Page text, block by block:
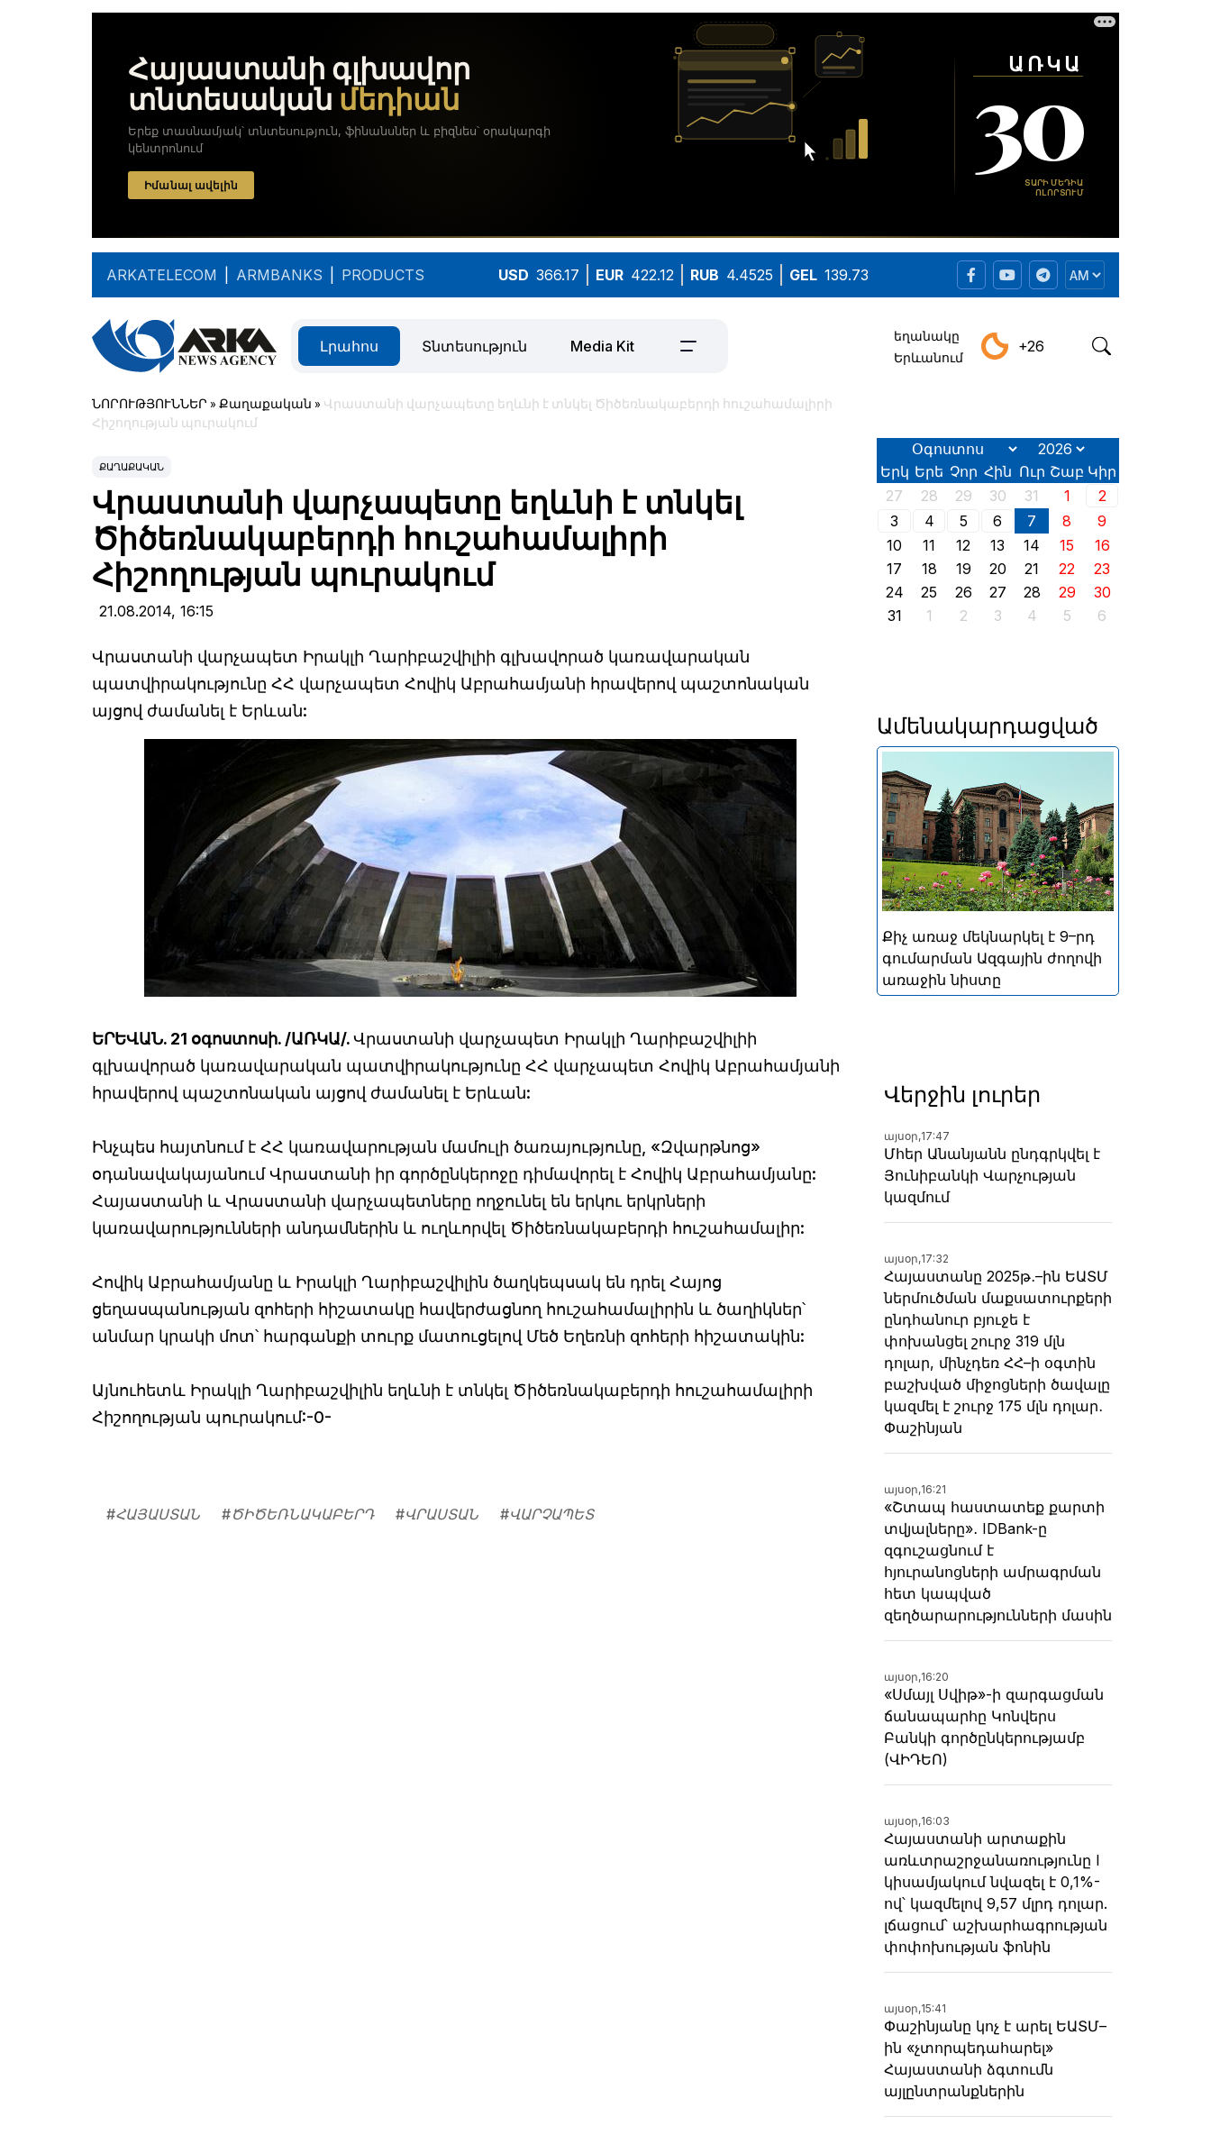
ARKATELECOM ARMBANKS PRODUCTS USD 366.17 EUR 422.12 RUB 4.4525 GEL 139.73
Լրահոս Տնտեսություն Media Kit
եղանակը
Երևանում
+26
ՆՈՐՈՒԹՅՈՒՆՆԵՐ » Քաղաքական » Վրաստանի վարչապետը եղևնի է տնկել Ծիծեռնակաբերդի հուշահամալիրի
Հիշողության պուրակում
ՔԱՂԱՔԱԿԱՆ
Վրաստանի վարչապետը եղևնի է տնկել
Ծիծեռնակաբերդի հուշահամալիրի
Հիշողության պուրակում
21.08.2014, 16:15
Վրաստանի վարչապետ Իրակլի Ղարիբաշվիլիի գլխավորած կառավարական
պատվիրակությունը ՀՀ վարչապետ Հովիկ Աբրահամյանի հրավերով պաշտոնական
այցով ժամանել է Երևան:
ԵՐԵՎԱՆ. 21 օգոստոսի. /ԱՌԿԱ/.Վրաստանի վարչապետ Իրակլի Ղարիբաշվիլիի
գլխավորած կառավարական պատվիրակությունը ՀՀ վարչապետ Հովիկ Աբրահամյանի
հրավերով պաշտոնական այցով ժամանել է Երևան:
Ինչպես հայտնում է ՀՀ կառավարության մամուլի ծառայությունը, «Զվարթնոց»
օդանավակայանում Վրաստանի իր գործընկերոջը դիմավորել է Հովիկ Աբրահամյանը:
Հայաստանի և Վրաստանի վարչապետները ողջունել են երկու երկրների
կառավարությունների անդամներին և ուղևորվել Ծիծեռնակաբերդի հուշահամալիր:
Հովիկ Աբրահամյանը և Իրակլի Ղարիբաշվիլին ծաղկեպսակ են դրել Հայոց
ցեղասպանության զոհերի հիշատակը հավերժացնող հուշահամալիրին և ծաղիկներ՝
անմար կրակի մոտ՝ հարգանքի տուրք մատուցելով Մեծ Եղեռնի զոհերի հիշատակին:
Այնուհետև Իրակլի Ղարիբաշվիլին եղևնի է տնկել Ծիծեռնակաբերդի հուշահամալիրի
Հիշողության պուրակում:-0-
#ՀԱՅԱՍՏԱՆ #ԾԻԾԵՌՆԱԿԱԲԵՐԴ #ՎՐԱՍՏԱՆ #ՎԱՐՉԱՊԵՏ
Երկ Երե Չոր Հին Ուր Շաբ Կիր
27
28 29 30 31 1
2
3
4 5 6 7 8
9
10
11 12 13 14 15
16
17
18 19 20 21 22
23
24
25 26 27 28 29
30
31
1 2 3 4 5 6
Ամենակարդացված
2-ին, իր աշխատանքն է սկսել
2026 թվականի հունիսի 7-ին
կայացած հերթական
խորհրդարանական
ընտրությունների
արդյունքներով ձևավորված
Հայաստանի 9-րդ գումարման
Ազգային ժողովի առաջին
նիստը
Քիչ առաջ մեկնարկել է 9–րդ
գումարման Ազգային ժողովի
առաջին նիստը
Վերջին լուրեր
այսօր,17:47
Մհեր Անանյանն ընդգրկվել է
Յունիբանկի Վարչության
կազմում
այսօր,17:32
Հայաստանը 2025թ․–ին ԵԱՏՄ
ներմուծման մաքսատուրքերի
ընդհանուր բյուջե է
փոխանցել շուրջ 319 մլն
դոլար, մինչդեռ ՀՀ–ի օգտին
բաշխված միջոցների ծավալը
կազմել է շուրջ 175 մլն դոլար․
Փաշինյան
այսօր,16:21
«Շտապ հաստատեք քարտի
տվյալները»․ IDBank-ը
զգուշացնում է
հյուրանոցների ամրագրման
հետ կապված
զեղծարարությունների մասին
այսօր,16:20
«Սմայլ Սվիթ»-ի զարգացման
ճանապարհը Կոնվերս
Բանկի գործընկերությամբ
(ՎԻԴԵՈ)
այսօր,16:03
Հայաստանի արտաքին
առևտրաշրջանառությունը I
կիսամյակում նվազել է 0,1%-
ով՝ կազմելով 9,57 մլրդ դոլար.
լճացում՝ աշխարհագրության
փոփոխության ֆոնին
այսօր,15:41
Փաշինյանը կոչ է արել ԵԱՏՄ–
ին «չտորպեդահարել»
Հայաստանի ձգտումն
այլընտրանքներին